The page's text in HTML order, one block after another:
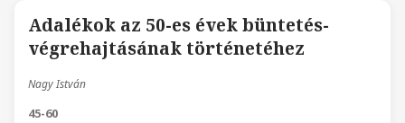
Adalékok az 50-es évek büntetés-
végrehajtásának történetéhez
Nagy István
45-60